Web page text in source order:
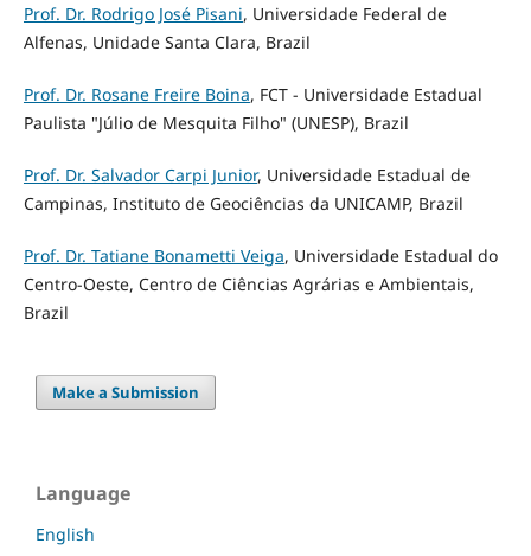
Prof. Dr. Rodrigo José Pisani, Universidade Federal de
Alfenas, Unidade Santa Clara, Brazil
Prof. Dr. Rosane Freire Boina, FCT - Universidade Estadual
Paulista "Júlio de Mesquita Filho" (UNESP), Brazil
Prof. Dr. Salvador Carpi Junior, Universidade Estadual de
Campinas, Instituto de Geociências da UNICAMP, Brazil
Prof. Dr. Tatiane Bonametti Veiga, Universidade Estadual do
Centro-Oeste, Centro de Ciências Agrárias e Ambientais,
Brazil
Make a Submission
Language
English